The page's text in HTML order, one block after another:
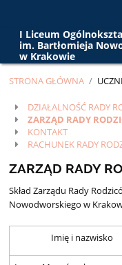
I Liceum
im. Bartłomieja
w Krakowie
STRONA GŁÓWNA /
Rada
Rodziców
DZIAŁALNOŚĆ RADY
ZARZĄD RADY
KONTAKT
RACHUNEK RADY
ZARZĄD RADY
Skład Zarządu Rady
Nowodworskiego w
Imię i nazwisko